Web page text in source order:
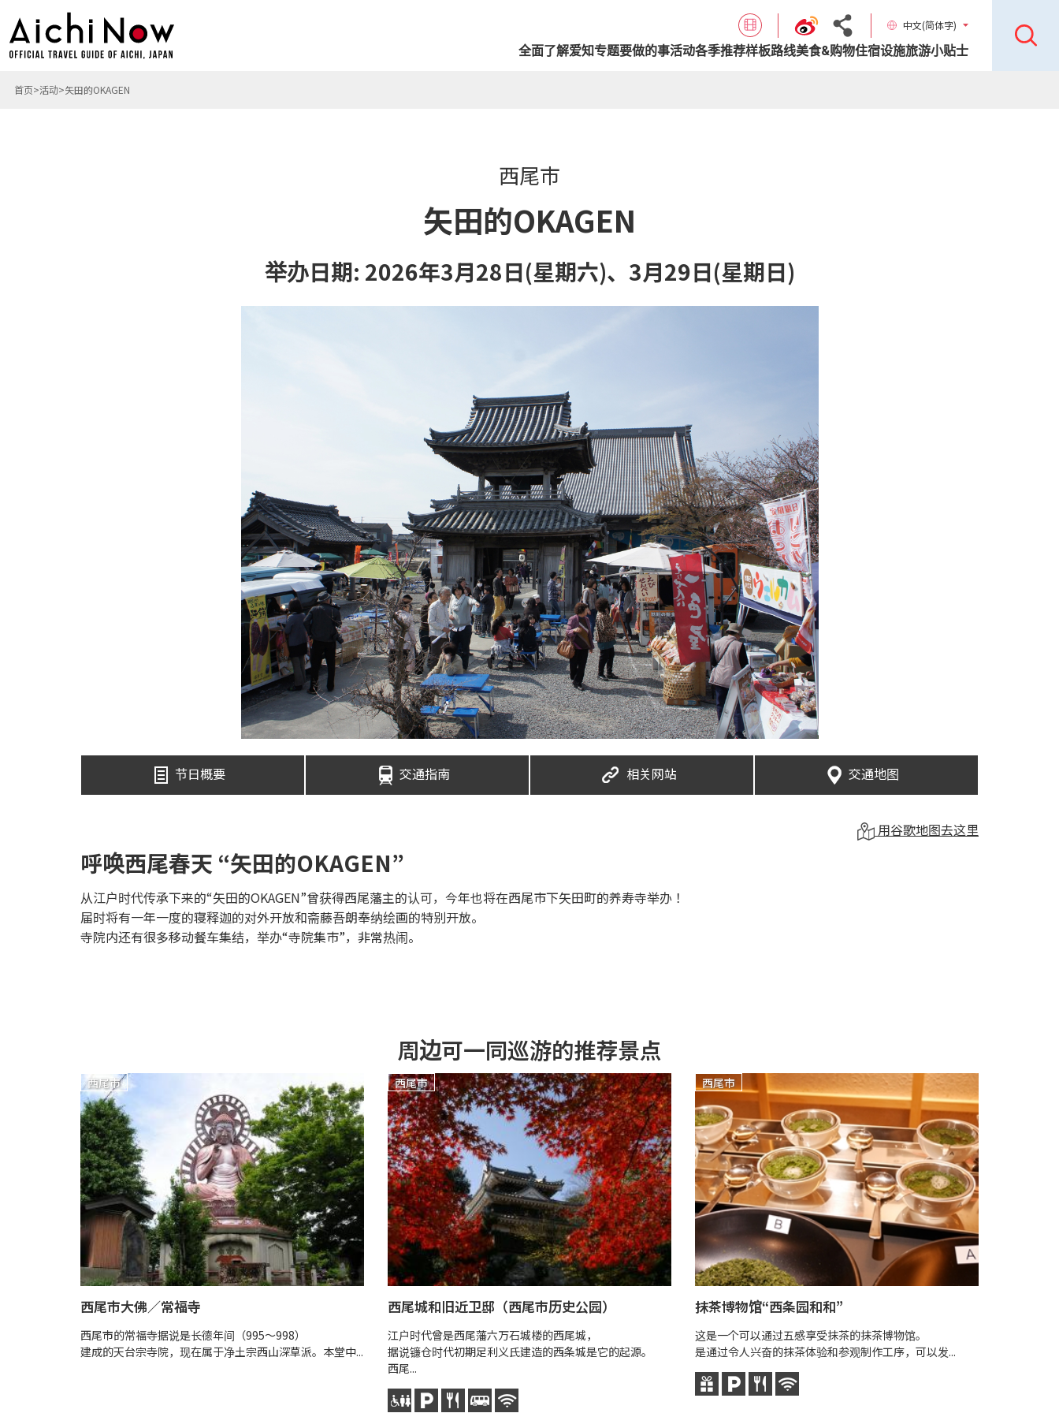
中文(简体字)
全面了解爱知专题要做的事活动各季推荐样板路线美食&购物住宿设施旅游小贴士
首页 活动 矢田的OKAGEN
西尾市
矢田的OKAGEN
举办日期: 2026年3月28日(星期六)、3月29日(星期日)
节日概要 交通指南 相关网站 交通地图
用谷歌地图去这里
呼唤西尾春天 “矢田的OKAGEN”
从江户时代传承下来的“矢田的OKAGEN”曾获得西尾藩主的认可，今年也将在西尾市下矢田町的养寿寺举办！
届时将有一年一度的寝释迦的对外开放和斋藤吾朗奉纳绘画的特别开放。
寺院内还有很多移动餐车集结，举办“寺院集市”，非常热闹。
周边可一同巡游的推荐景点
西尾市
西尾市大佛／常福寺
西尾市的常福寺据说是长德年间（995～998）
建成的天台宗寺院，现在属于净土宗西山深草派。本堂中...
西尾市
西尾城和旧近卫邸（西尾市历史公园）
江户时代曾是西尾藩六万石城楼的西尾城，
据说镰仓时代初期足利义氏建造的西条城是它的起源。
西尾...
西尾市
抹茶博物馆“西条园和和”
这是一个可以通过五感享受抹茶的抹茶博物馆。
是通过令人兴奋的抹茶体验和参观制作工序，可以发...